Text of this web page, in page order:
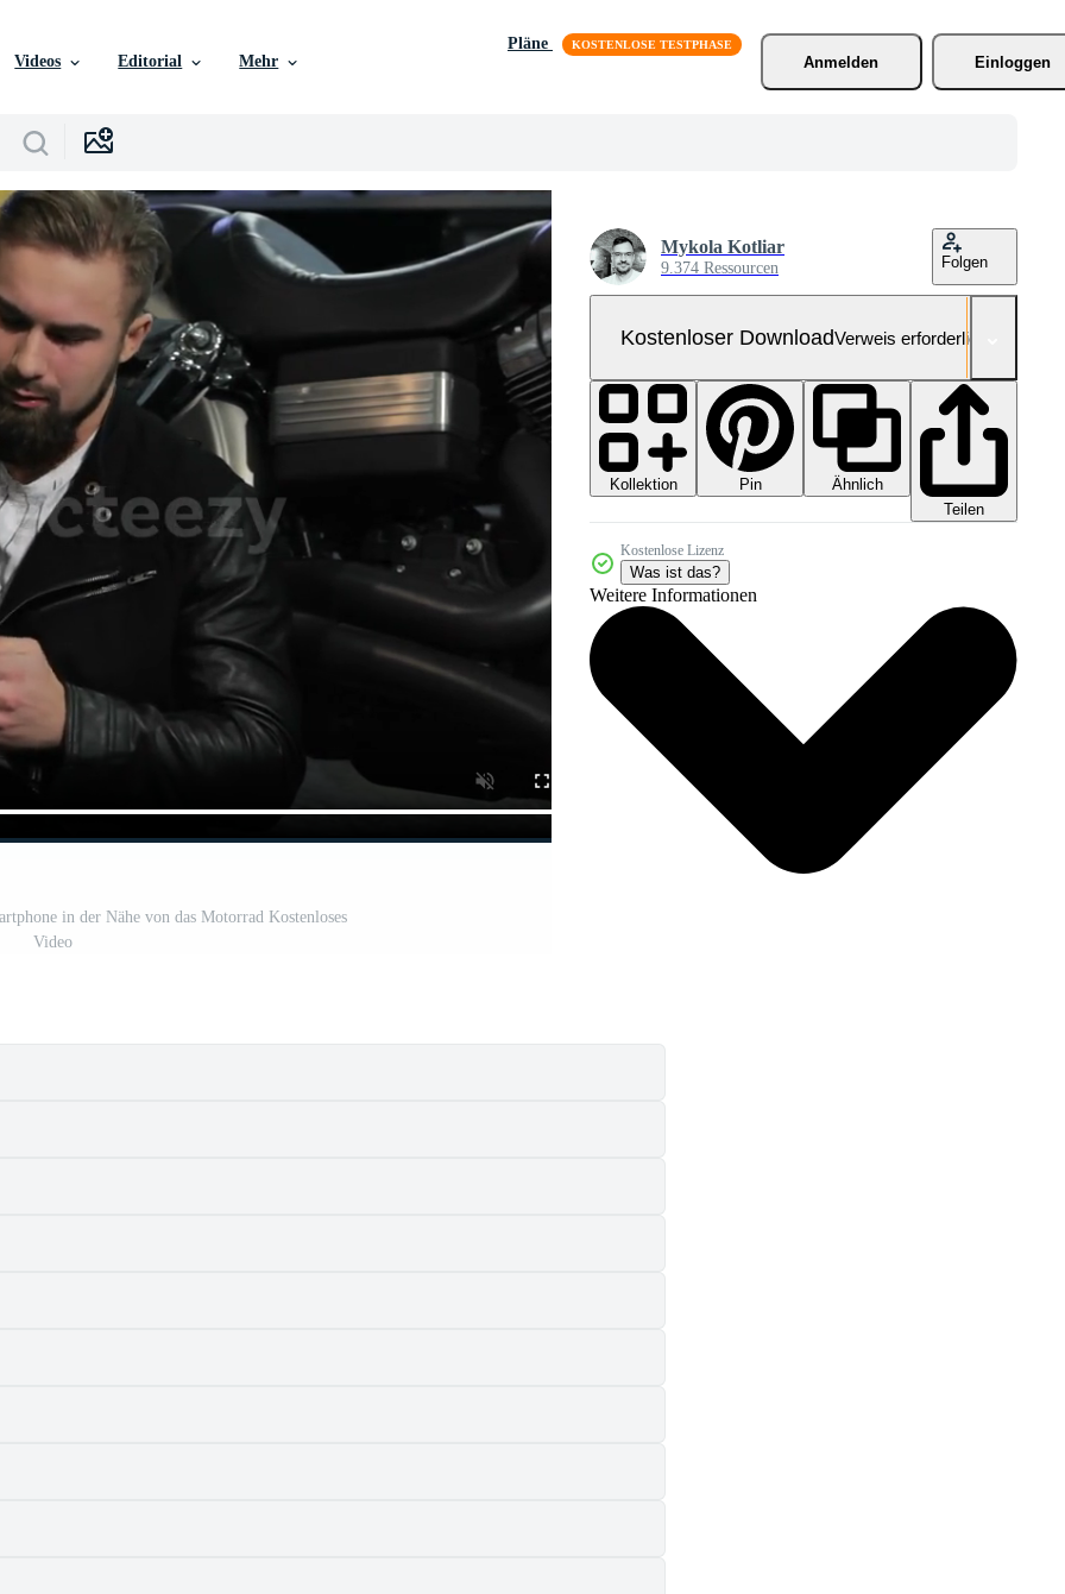
Videos Editorial Mehr
Pläne
Anmelden
Einloggen
in der Nähe von das Motorrad Kostenloses
Video
Mykola Kotliar
9.374 Ressourcen Folgen
Kostenloser DownloadVerweis erforderlich
Kollektion Pin
Ähnlich
Teilen
Kostenlose Lizenz
Was ist das?
Weitere Informationen